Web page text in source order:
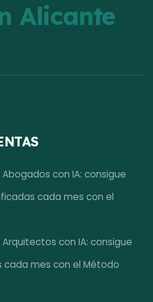
Alicante
con IA: consigue
cada mes con el
con IA: consigue
mes con el Método